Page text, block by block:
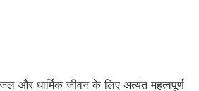
और धार्मिक जीवन के लिए अत्यंत महत्वपूर्ण